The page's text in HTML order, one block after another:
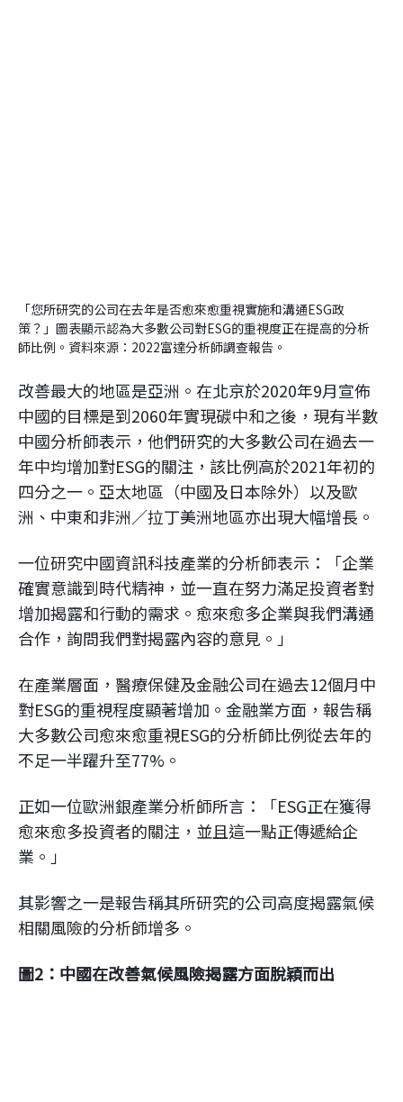
「您所研究的公司在去年是否愈來愈重視實施和溝通ESG政
策？」圖表顯示認為大多數公司對ESG的重視度正在提高的分析
師比例。資料來源：2022富達分析師調查報告。
改善最大的地區是亞洲。在北京於2020年9月宣佈
中國的目標是到2060年實現碳中和之後，現有半數
中國分析師表示，他們研究的大多數公司在過去一
年中均增加對ESG的關注，該比例高於2021年初的
四分之一。亞太地區（中國及日本除外）以及歐
洲、中東和非洲／拉丁美洲地區亦出現大幅增長。
一位研究中國資訊科技產業的分析師表示：「企業
確實意識到時代精神，並一直在努力滿足投資者對
增加揭露和行動的需求。愈來愈多企業與我們溝通
合作，詢問我們對揭露內容的意見。」
在產業層面，醫療保健及金融公司在過去12個月中
對ESG的重視程度顯著增加。金融業方面，報告稱
大多數公司愈來愈重視ESG的分析師比例從去年的
不足一半躍升至77%。
正如一位歐洲銀產業分析師所言：「ESG正在獲得
愈來愈多投資者的關注，並且這一點正傳遞給企
業。」
其影響之一是報告稱其所研究的公司高度揭露氣候
相關風險的分析師增多。
圖2：中國在改善氣候風險揭露方面脫穎而出